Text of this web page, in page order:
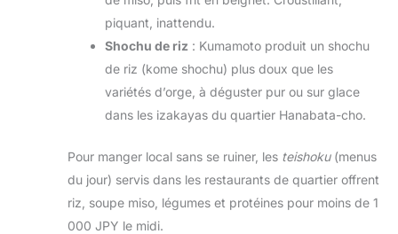
piquant, inattendu.
Shochu de riz : Kumamoto produit un shochu
de riz (kome shochu) plus doux que les
variétés d’orge, à déguster pur ou sur glace
dans les izakayas du quartier Hanabata-cho.
Pour manger local sans se ruiner, les teishoku(menus
du jour) servis dans les restaurants de quartier offrent
riz, soupe miso, légumes et protéines pour moins de 1
000 JPY le midi.